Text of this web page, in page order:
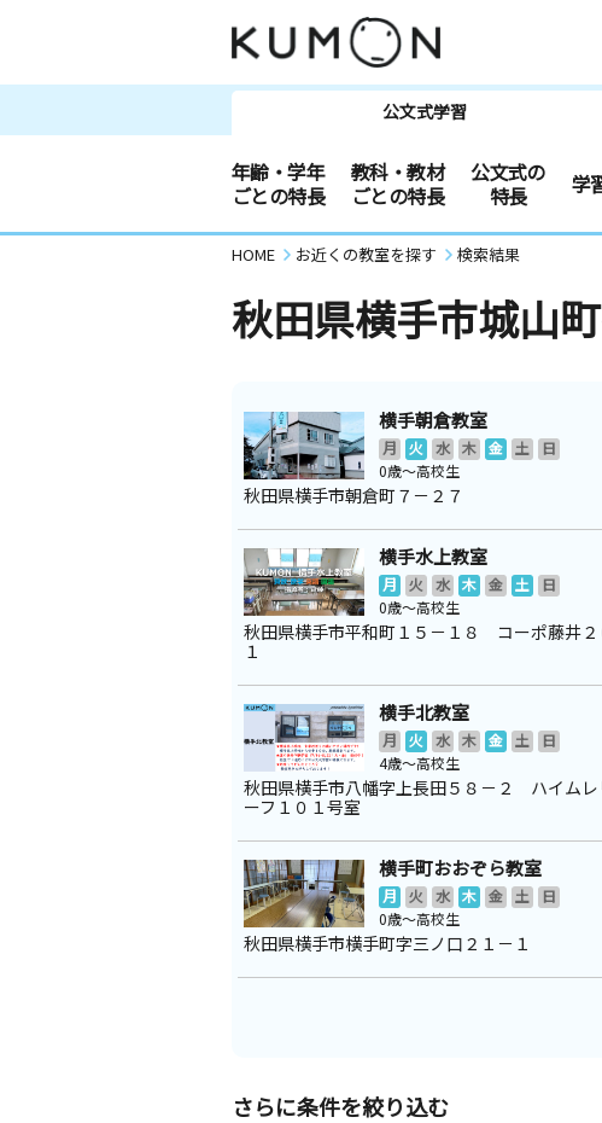
公文式学習
年齢・学年
ごとの特長
教科・教材
ごとの特長
公文式の
特長
学
HOME お近くの教室を探す 検索結果
秋田県横手市城山町
横手朝倉教室
月 火 水 木 金 土
日
0歳～高校生
秋田県横手市朝倉町７－２７
横手水上教室
月 火 水 木 金 土
日
0歳～高校生
秋田県横手市平和町１５－１８ コーポ藤井２
１
横手北教室
月 火 水 木 金 土
日
4歳～高校生
秋田県横手市八幡字上長田５８－２ ハイムレ
ーフ１０１号室
横手町おおぞら教室
月 火 水 木 金 土
日
0歳～高校生
秋田県横手市横手町字三ノ口２１－１
さらに条件を絞り込む